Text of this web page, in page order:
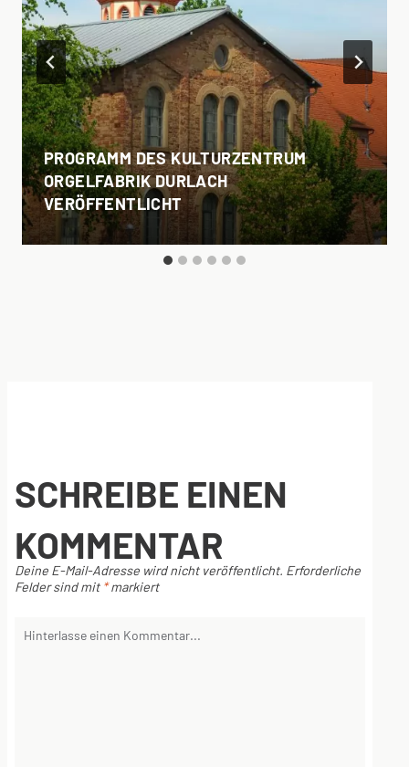
PROGRAMM DES KULTURZENTRUM
ORGELFABRIK DURLACH
VERÖFFENTLICHT
SCHREIBE EINEN
KOMMENTAR
Deine E-Mail-Adresse wird nicht veröffentlicht. Erforderliche
Felder sind mit *markiert